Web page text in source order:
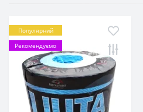
Популярний
Рекомендуємо